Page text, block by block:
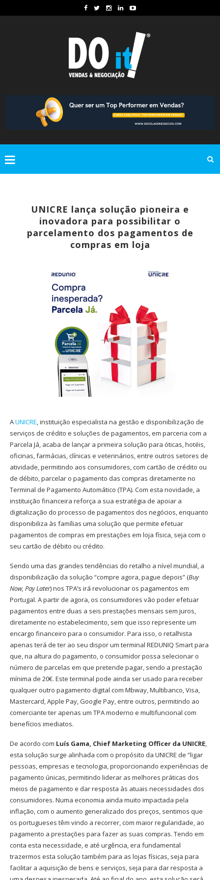
UNICRE lança solução pioneira e
inovadora para possibilitar o
parcelamento dos pagamentos de
compras em loja
AUNICRE, instituição especialista na gestão e disponibilização de
serviços de crédito e soluções de pagamentos, em parceria com a
Parcela Já, acaba de lançar a primeira solução para óticas, hotéis,
oficinas, farmácias, clínicas e veterinários, entre outros setores de
atividade, permitindo aos consumidores, com cartão de crédito ou
de débito, parcelar o pagamento das compras diretamente no
Terminal de Pagamento Automático (TPA). Com esta novidade, a
instituição financeira reforça a sua estratégia de apoiar a
digitalização do processo de pagamentos dos negócios, enquanto
disponibiliza às famílias uma solução que permite efetuar
pagamentos de compras em prestações em loja física, seja com o
seu cartão de débito ou crédito.
Sendo uma das grandes tendências do retalho a nível mundial, a
disponibilização da solução “compre agora, pague depois” (Buy
Now, Pay Later) nos TPA’s irá revolucionar os pagamentos em
Portugal. A partir de agora, os consumidores vão poder efetuar
pagamentos entre duas a seis prestações mensais sem juros,
diretamente no estabelecimento, sem que isso represente um
encargo financeiro para o consumidor. Para isso, o retalhista
apenas terá de ter ao seu dispor um terminal REDUNIQ Smart para
que, na altura do pagamento, o consumidor possa selecionar o
número de parcelas em que pretende pagar, sendo a prestação
mínima de 20€. Este terminal pode ainda ser usado para receber
qualquer outro pagamento digital com Mbway, Multibanco, Visa,
Mastercard, Apple Pay, Google Pay, entre outros, permitindo ao
comerciante ter apenas um TPA moderno e multifuncional com
benefícios imediatos.
De acordo com Luís Gama, Chief Marketing Officer da UNICRE,
esta solução surge alinhada com o propósito da UNICRE de “ligar
pessoas, empresas e tecnologia, proporcionando experiências de
pagamento únicas, permitindo liderar as melhores práticas dos
meios de pagamento e dar resposta às atuais necessidades dos
consumidores. Numa economia ainda muito impactada pela
inflação, com o aumento generalizado dos preços, sentimos que
os portugueses têm vindo a recorrer, com maior regularidade, ao
pagamento a prestações para fazer as suas compras. Tendo em
conta esta necessidade, e até urgência, era fundamental
trazermos esta solução também para as lojas físicas, seja para
facilitar a aquisição de bens e serviços, seja para dar resposta a